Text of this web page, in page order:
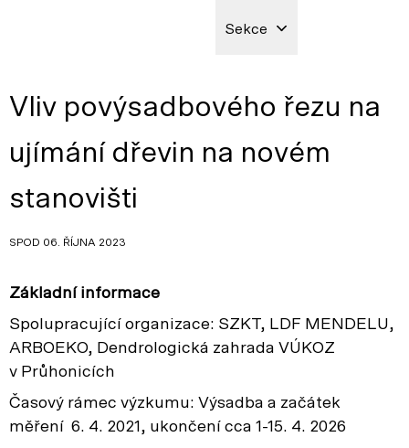
Sekce
Vliv povýsadbového řezu na
ujímání dřevin na novém
stanovišti
SPOD 06. ŘÍJNA 2023
Základní informace
Spolupracující organizace: SZKT, LDF MENDELU,
ARBOEKO, Dendrologická zahrada VÚKOZ
v Průhonicích
Časový rámec výzkumu: Výsadba a začátek
měření 6. 4. 2021, ukončení cca 1-15. 4. 2026